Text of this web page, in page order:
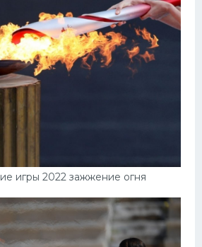
игры 2022 зажжение огня